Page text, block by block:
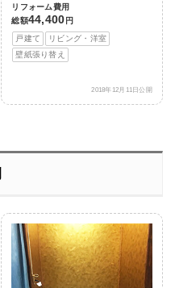
リフォーム費用
総額44,400 円
戸建て
リビング・洋室
壁紙張り替え
2018年12月11日公開